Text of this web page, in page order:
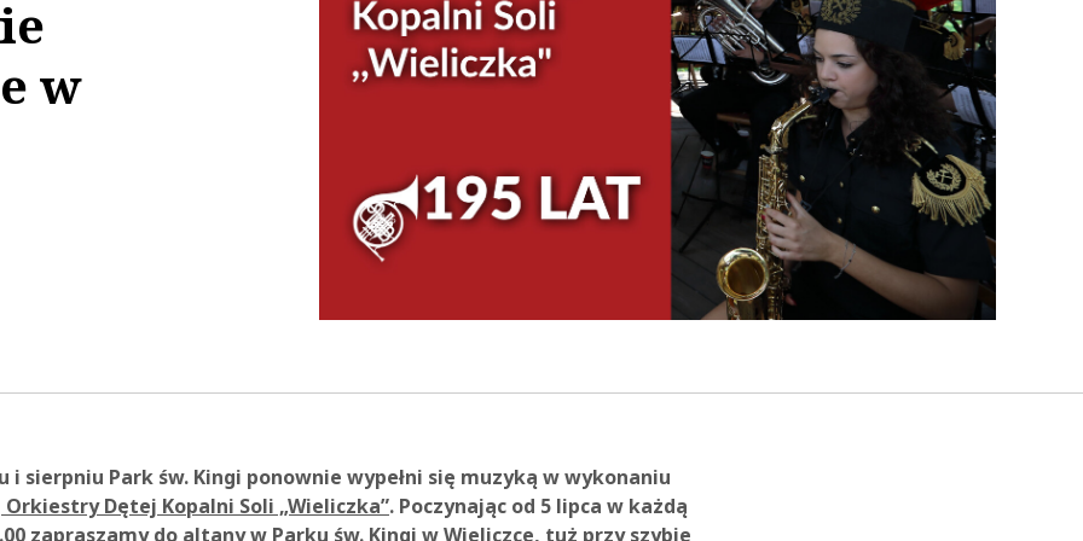
w
i sierpniu Park św. Kingi ponownie wypełni się muzyką w wykonaniu
Dętej Kopalni Soli „Wieliczka”. Poczynając od 5 lipca w każdą
zapraszamy do altany w Parku św. Kingi w Wieliczce, tuż przyszybie